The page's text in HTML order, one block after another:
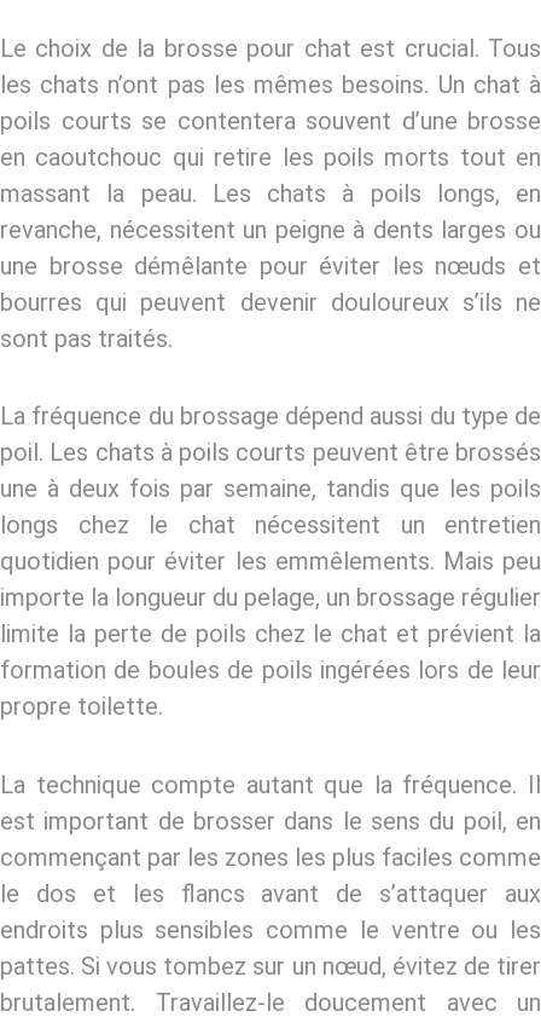
Le choix de la brosse pour chat est crucial. Tous
les chats n’ont pas les mêmes besoins. Un chat à
poils courts se contentera souvent d’une brosse
en caoutchouc qui retire les poils morts tout en
massant la peau. Les chats à poils longs, en
revanche, nécessitent un peigne à dents larges ou
une brosse démêlante pour éviter les nœuds et
bourres qui peuvent devenir douloureux s’ils ne
sont pas traités.
La fréquence du brossage dépend aussi du type de
poil. Les chats à poils courts peuvent être brossés
une à deux fois par semaine, tandis que les poils
longs chez le chat nécessitent un entretien
quotidien pour éviter les emmêlements. Mais peu
importe la longueur du pelage, un brossage régulier
limite la perte de poils chez le chat et prévient la
formation de boules de poils ingérées lors de leur
propre toilette.
La technique compte autant que la fréquence. Il
est important de brosser dans le sens du poil, en
commençant par les zones les plus faciles comme
le dos et les flancs avant de s’attaquer aux
endroits plus sensibles comme le ventre ou les
pattes. Si vous tombez sur un nœud, évitez de tirer
brutalement. Travaillez-le doucement avec un